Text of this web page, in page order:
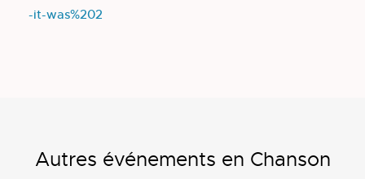
-it-was%202
Autres événements en Chanson